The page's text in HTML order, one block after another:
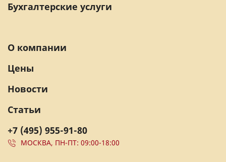
Бухгалтерские услуги
+7 (495) 955-91-80
МОСКВА, ПН-ПТ: 09:00-18:00
О компании
Цены
Новости
Статьи